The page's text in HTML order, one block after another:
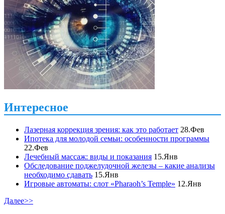
Интересное
Лазерная коррекция зрения: как это работает 28.Фев
Ипотека для молодой семьи: особенности программы
22.Фев
Лечебный массаж: виды и показания 15.Янв
Обследование поджелудочной железы – какие анализы
необходимо сдавать 15.Янв
Игровые автоматы: слот «Pharaoh’s Temple» 12.Янв
Далее>>